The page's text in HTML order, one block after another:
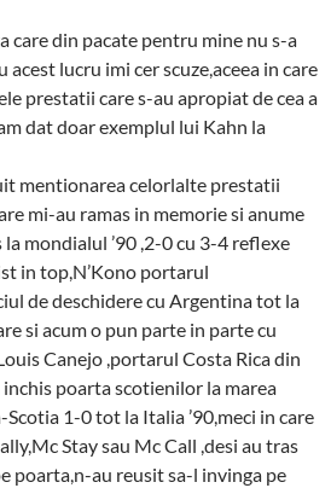
care din pacate pentru mine nu s-a
lucru imi cer scuze,aceea in care
prestatii care s-au apropiat de cea a
dat doar exemplul lui Kahn la
mentionarea celorlalte prestatii
mi-au ramas in memorie si anume
la mondialul ’90 ,2-0 cu 3-4 reflexe
in top,N’Kono portarul
de deschidere cu Argentina tot la
si acum o pun parte in parte cu
Canejo ,portarul Costa Rica din
inchis poarta scotienilor la marea
1-0 tot la Italia ’90,meci in care
Stay sau Mc Call ,desi au tras
poarta,n-au reusit sa-l invinga pe